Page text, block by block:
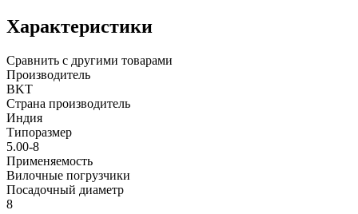
Характеристики
Сравнить с другими товарами
Производитель
BKT
Страна производитель
Индия
Типоразмер
5.00-8
Применяемость
Вилочные погрузчики
Посадочный диаметр
8